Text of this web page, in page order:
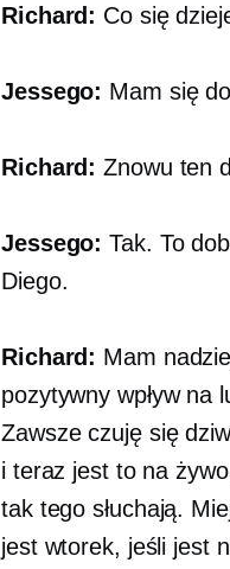
Richard: Co się
Jessego: Mam się
Richard: Znowu ten
Jessego: Tak. To
Diego.
Richard: Mam
pozytywny wpływ na
Zawsze czuję się
i teraz jest to na
tak tego słuchają.
jest wtorek, jeśli jest